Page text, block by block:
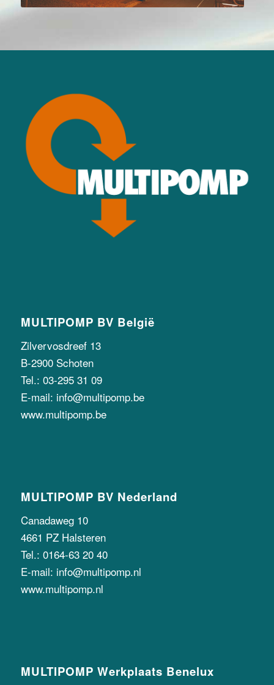
MULTIPOMP BV België
Zilvervosdreef 13
B-2900 Schoten
Tel.: 03-295 31 09
E-mail: info@multipomp.be
www.multipomp.be
MULTIPOMP BV Nederland
Canadaweg 10
4661 PZ Halsteren
Tel.: 0164-63 20 40
E-mail: info@multipomp.nl
www.multipomp.nl
MULTIPOMP Werkplaats Benelux